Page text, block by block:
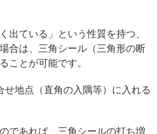
出ている」という性質を持つ、
合は、三角シール（三角形の断
ことが可能です。
地点（直角の入隅等）に入れる
であれば、三角シールの打ち増